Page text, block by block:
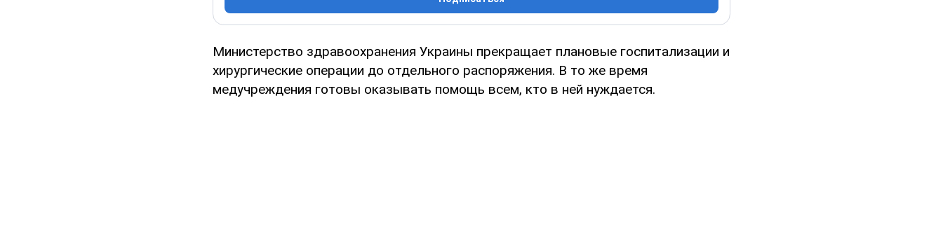
Министерство здравоохранения Украины прекращает плановые госпитализации и
хирургические операции до отдельного распоряжения. В то же время
медучреждения готовы оказывать помощь всем, кто в ней нуждается.